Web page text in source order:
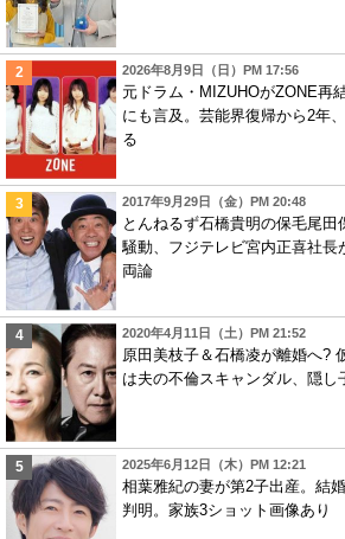
2026年8月9日（日）PM 17:56
元ドラム・MIZUHOがZONE再
にも言及。芸能界復帰から2年
る
2017年9月29日（金）PM 20:48
とんねるず石橋貴明の保毛尾
騒動、フジテレビ宮内正喜社長
両論
2020年4月11日（土）PM 21:52
原田美枝子＆石橋凌が離婚へ?
は夫の不倫スキャンダル、隠
2025年6月12日（木）PM 12:21
相葉雅紀の妻が第2子出産。結
判明。家族3ショット画像あり